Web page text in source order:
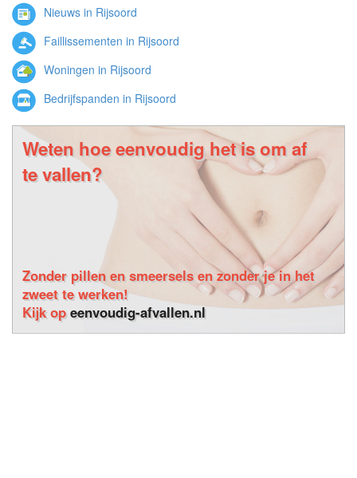
Nieuws in Rijsoord
Faillissementen in Rijsoord
Woningen in Rijsoord
Bedrijfspanden in Rijsoord
Weten hoe eenvoudig het is om af
te vallen?
Zonder pillen en smeersels en zonder je in het
zweet te werken!
Kijk opeenvoudig-afvallen.nl